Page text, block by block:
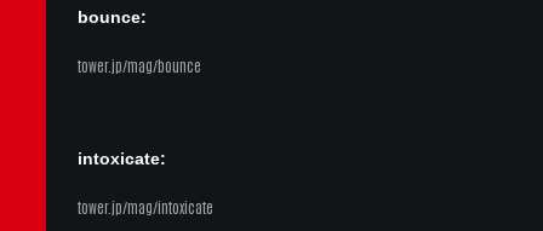
bounce:
tower.jp/mag/bounce
intoxicate:
tower.jp/mag/intoxicate